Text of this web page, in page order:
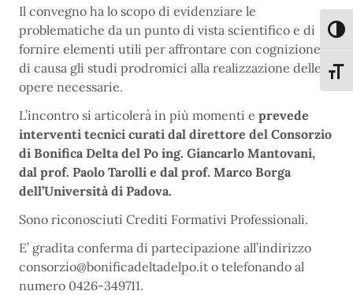
Il convegno ha lo scopo di evidenziare le
problematiche da un punto di vista scientifico e di
fornire elementi utili per affrontare con cognizione
di causa gli studi prodromici alla realizzazione delle
opere necessarie.
L’incontro si articolerà in più momenti e prevede
interventi tecnici curati dal direttore del Consorzio
di Bonifica Delta del Po ing. Giancarlo Mantovani,
dal prof. Paolo Tarolli e dal prof. Marco Borga
dell’Università di Padova.
Sono riconosciuti Crediti Formativi Professionali.
E’ gradita conferma di partecipazione all’indirizzo
consorzio@bonificadeltadelpo.it o telefonando al
numero 0426-349711.